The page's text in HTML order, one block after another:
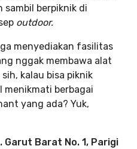
berpiknik di
outdoor.
menyediakan fasilitas
nggak membawa alat
kalau bisa piknik
menikmati berbagai
yang ada? Yuk,
Garut Barat No. 1, Parigi